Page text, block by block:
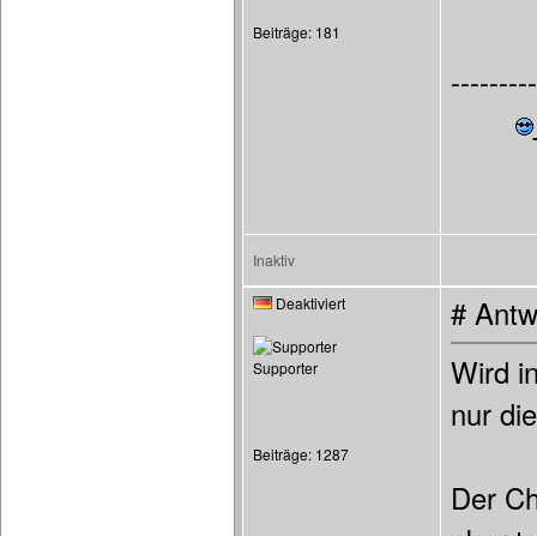
Beiträge: 181
Inaktiv
Deaktiviert
Supporter
Beiträge: 1287
#
Wird
nur
Der